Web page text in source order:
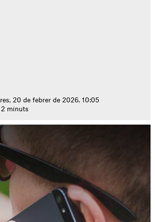
20 de febrer de 2026. 10:05
2 minuts